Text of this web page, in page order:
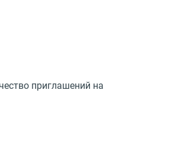
приглашений на